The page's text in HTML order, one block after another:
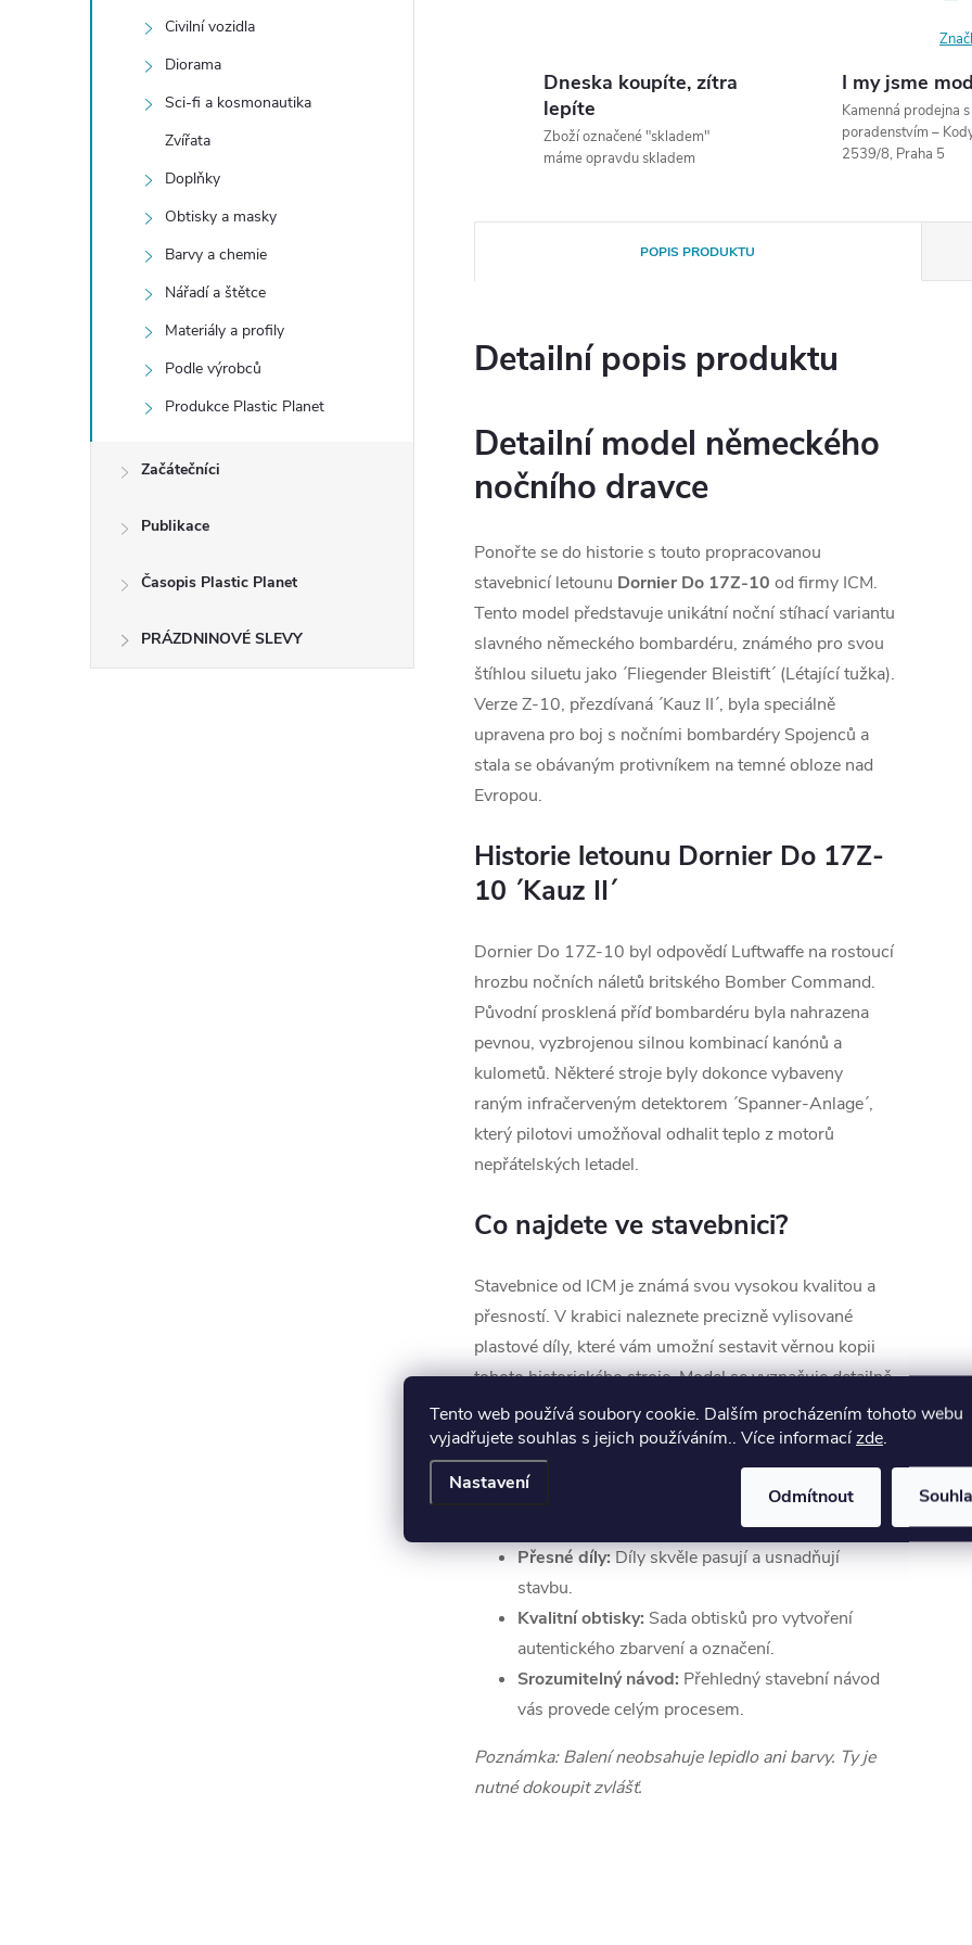
Tento web používá soubory cookie. Dalším procházením tohoto webu
vyjadřujete souhlas s jejich používáním.. Více informacízde.
Nastavení
Odmítnout
Civilní vozidla
Diorama
Sci-fi a kosmonautika
Zvířata
Doplňky
Obtisky a masky
Barvy a chemie
Nářadí a štětce
Materiály a profily
Podle výrobců
Produkce Plastic Planet
Začátečníci
Publikace
Časopis Plastic Planet
PRÁZDNINOVÉ SLEVY
Dneska koupíte, zítra
lepíte
Zboží označené "skladem"
máme opravdu skladem
I my jsme
Kamenná prodejna
poradenstvím –
2539/8, Praha 5
POPIS PRODUKTU
Detailní popis produktu
Detailní model německého
nočního dravce
Ponořte se do historie s touto propracovanou
stavebnicí letounu Dornier Do 17Z-10 od firmy ICM.
Tento model představuje unikátní noční stíhací variantu
slavného německého bombardéru, známého pro svou
štíhlou siluetu jako ´Fliegender Bleistift´ (Létající tužka).
Verze Z-10, přezdívaná ´Kauz II´, byla speciálně
upravena pro boj s nočními bombardéry Spojenců a
stala se obávaným protivníkem na temné obloze nad
Evropou.
Historie letounu Dornier Do 17Z-
10 ´Kauz II´
Dornier Do 17Z-10 byl odpovědí Luftwaffe na rostoucí
hrozbu nočních náletů britského Bomber Command.
Původní prosklená příď bombardéru byla nahrazena
pevnou, vyzbrojenou silnou kombinací kanónů a
kulometů. Některé stroje byly dokonce vybaveny
raným infračerveným detektorem ´Spanner-Anlage´,
který pilotovi umožňoval odhalit teplo z motorů
nepřátelských letadel.
Co najdete ve stavebnici?
Stavebnice od ICM je známá svou vysokou kvalitou a
přesností. V krabici naleznete precizně vylisované
plastové díly, které vám umožní sestavit věrnou kopii
tohoto historického stroje. Model se vyznačuje detailně
zpracovaným kokpitem, motorovými gondolami a
podvozkem.
Detailní interiér kokpitu,
Přesné díly:Díly skvěle pasují a usnadňují
stavbu.
Kvalitní obtisky: Sada obtisků pro vytvoření
autentického zbarvení a označení.
Srozumitelný návod: Přehledný stavební návod
vás provede celým procesem.
Poznámka: Balení neobsahuje lepidlo ani barvy. Ty je
nutné dokoupit zvlášť.